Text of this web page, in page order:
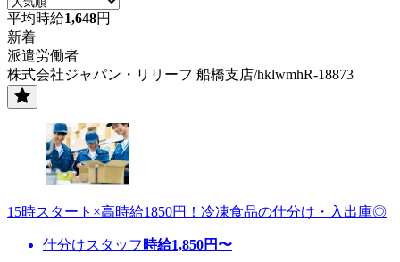
平均時給1,648円
新着
派遣労働者
株式会社ジャパン・リリーフ 船橋支店/hklwmhR-18873
15時スタート×高時給1850円！冷凍食品の仕分け・入出庫◎
仕分けスタッフ 時給1,850円〜